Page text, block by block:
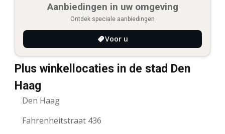
Aanbiedingen in uw omgeving
Ontdek speciale aanbiedingen
Voor u
Plus winkellocaties in de stad Den
Haag
Den Haag
Fahrenheitstraat 436